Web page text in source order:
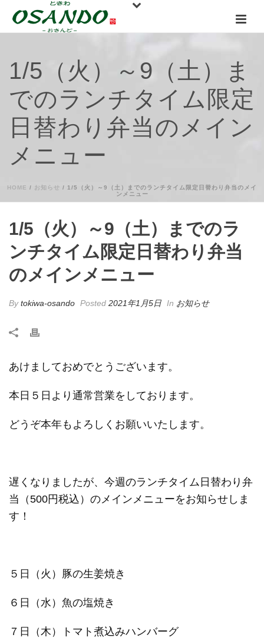
1/5（火）～9（土）ま
でのランチタイム限定
日替わり弁当のメイン
メニュー
HOME / お知らせ / 1/5（火）～9（土）までのランチタイム限定日替わり弁当のメイ
ンメニュー
1/5（火）～9（土）までのラ
ンチタイム限定日替わり弁当
のメインメニュー
Bytokiwa-osando Posted 2021年1月5日 In お知らせ
あけましておめでとうございます。
本日５日より通常営業をしております。
どうぞ本年もよろしくお願いいたします。
遅くなりましたが、今週のランチタイム日替わり弁
当（500円税込）のメインメニューをお知らせしま
す！
５日（火）豚の生姜焼き
６日（水）魚の塩焼き
７日（木）トマト煮込みハンバーグ